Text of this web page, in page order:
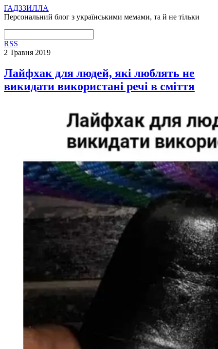
ГАДЗЗИЛЛА
Персональний блог з українськими мемами, та й не тільки
RSS
2 Травня 2019
Лайфхак для людей, які люблять не
викидати використані речі в сміття